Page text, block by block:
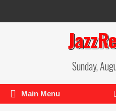
Sunday,
Main Menu